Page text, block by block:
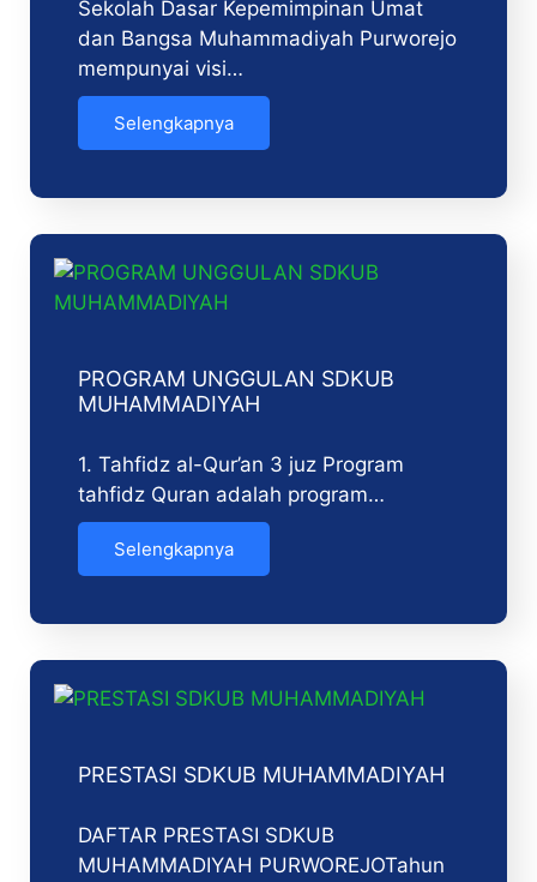
Sekolah Dasar Kepemimpinan Umat
dan Bangsa Muhammadiyah Purworejo
mempunyai visi…
Selengkapnya
PROGRAM UNGGULAN SDKUB
MUHAMMADIYAH
1. Tahfidz al-Qur’an 3 juz Program
tahfidz Quran adalah program…
Selengkapnya
PRESTASI SDKUB MUHAMMADIYAH
DAFTAR PRESTASI SDKUB
MUHAMMADIYAH PURWOREJOTahun